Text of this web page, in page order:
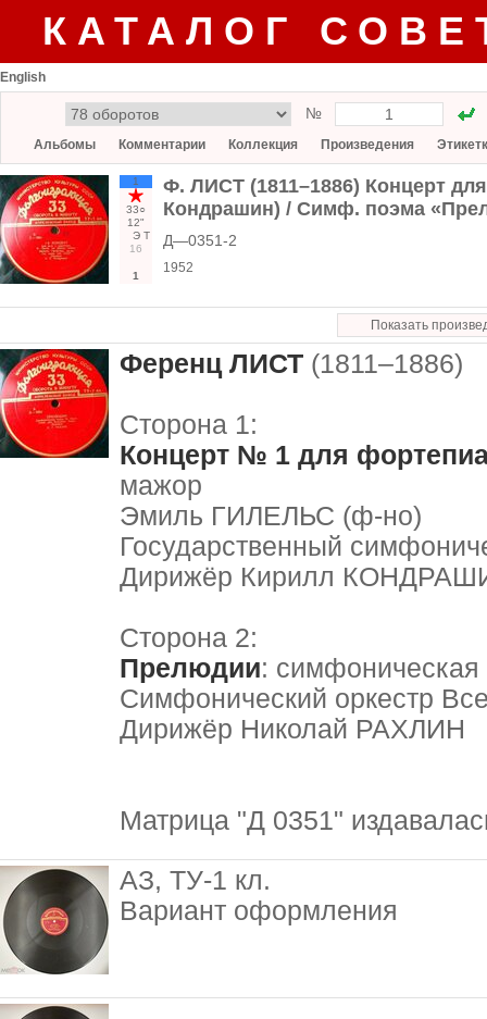
КАТАЛОГ
English
№
Альбомы Комментарии Коллекция Произведения
1
33○
12"
Э Т
16
1
Ф. ЛИСТ (1811–1886) Концерт
Кондрашин) / Симф. поэма
Д—0351-2
1952
Показать
Ференц ЛИСТ (1811–1886)
Сторона 1:
Концерт № 1 для
мажор
Эмиль ГИЛЕЛЬС (ф-но)
Государственный
Дирижёр Кирилл
Сторона 2:
Прелюдии: симфоническая
Симфонический оркестр
Дирижёр Николай РАХЛИН
Матрица "Д 0351"
АЗ, ТУ-1 кл.
Вариант оформления